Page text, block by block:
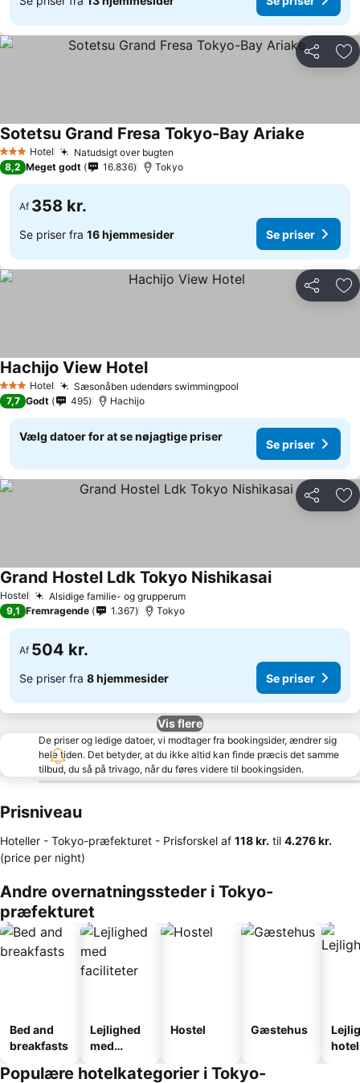
Del
3 StjernerHotel Natudsigt over bugten
Sotetsu Grand Fresa Tokyo-Bay Ariake
8,2 Meget godt 16.836 Tokyo
Af 358 kr.
Se priser fra 16 hjemmesider Se priser
Del
3 StjernerHotel Sæsonåben udendørs swimmingpool
Hachijo View Hotel
7,7 Godt 495 Hachijo
Vælg datoer for at se nøjagtige priser
Se priser
Del
Hostel Alsidige familie- og grupperum
Grand Hostel Ldk Tokyo Nishikasai
9,1 Fremragende 1.367 Tokyo
Af 504 kr.
Se priser fra 8 hjemmesider Se priser
Vis flere
De priser og ledige datoer, vi modtager fra bookingsider, ændrer sig
hele tiden. Det betyder, at du ikke altid kan finde præcis det samme
tilbud, du så på trivago, når du føres videre til bookingsiden.
Prisniveau
Hoteller - Tokyo-præfekturet - Prisforskel af ‎118 kr. til ‎4.276 kr.
(price per night)
Andre overnatningssteder i Tokyo-
præfekturet
Bed and
breakfasts
Lejlighed
med
Hostel Gæstehus
hotel
Populære hotelkategorier i Tokyo-